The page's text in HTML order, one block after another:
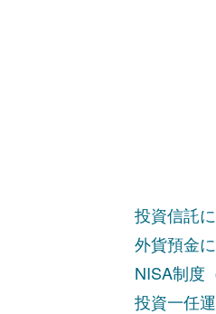
投資信託
外貨預金
NISA制度
投資一任